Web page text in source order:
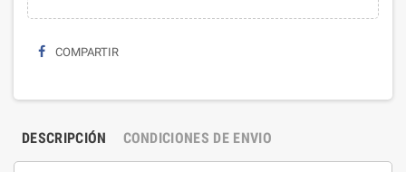
COMPARTIR
DESCRIPCIÓN CONDICIONES DE ENVIO